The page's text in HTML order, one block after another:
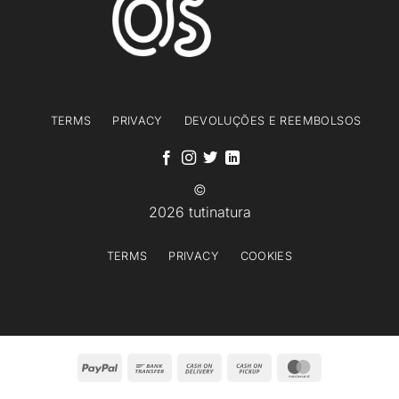
TERMS PRIVACY DEVOLUÇÕES E REEMBOLSOS
©
2026 tutinatura
TERMS PRIVACY COOKIES
PayPal
Bank
Cash
Cash